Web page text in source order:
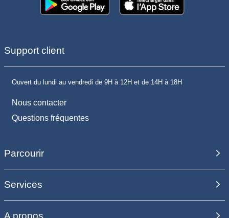
Support client
Ouvert du lundi au vendredi de 9H à 12H et de 14H à 18H
Nous contacter
Questions fréquentes
Parcourir
Services
A propos